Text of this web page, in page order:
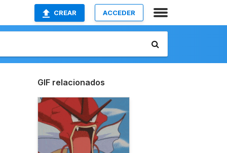
CREAR ACCEDER
GIF relacionados